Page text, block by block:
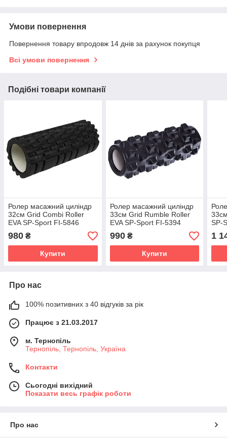
Умови повернення
Повернення товару впродовж 14 днів за рахунок покупця
Всі умови повернення
Подібні товари компанії
Ролер масажний циліндр
32см Grid Combi Roller
EVA SP-Sport FI-5846
Чорний
980 ₴
Купити
Ролер масажний циліндр
33см Grid Rumble Roller
EVA SP-Sport FI-5394
Чорний
990₴
Купити
SP-
1
Про нас
100% позитивних з 40 відгуків за рік
Працює з 21.03.2017
м. Тернопіль
Тернопіль, Тернопіль, Україна
Контакти
Сьогодні вихідний
Показати весь графік роботи
Про нас